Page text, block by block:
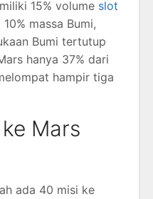
15% volume slot
massa Bumi,
Bumi tertutup
hanya 37% dari
hampir tiga
Mars
ada 40 misi ke